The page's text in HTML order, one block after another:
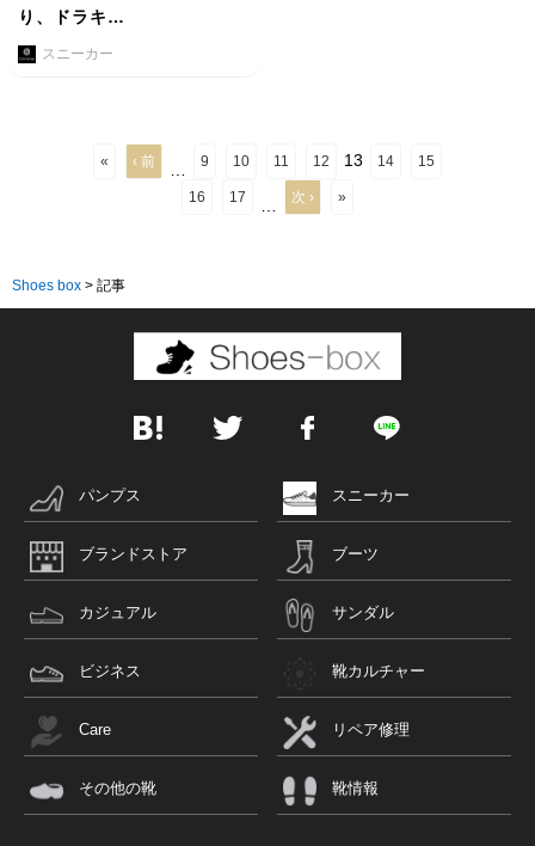
り、ドラキ…
スニーカー
« ‹ 前 9 10 11 12 13 14 15
16 17 次 › »
Shoes box > 記事
パンプス スニーカー
ブランドストア ブーツ
カジュアル サンダル
ビジネス 靴カルチャー
Care リペア修理
その他の靴 靴情報